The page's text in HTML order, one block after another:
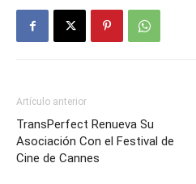
Artículo anterior
TransPerfect Renueva Su
Asociación Con el Festival de
Cine de Cannes